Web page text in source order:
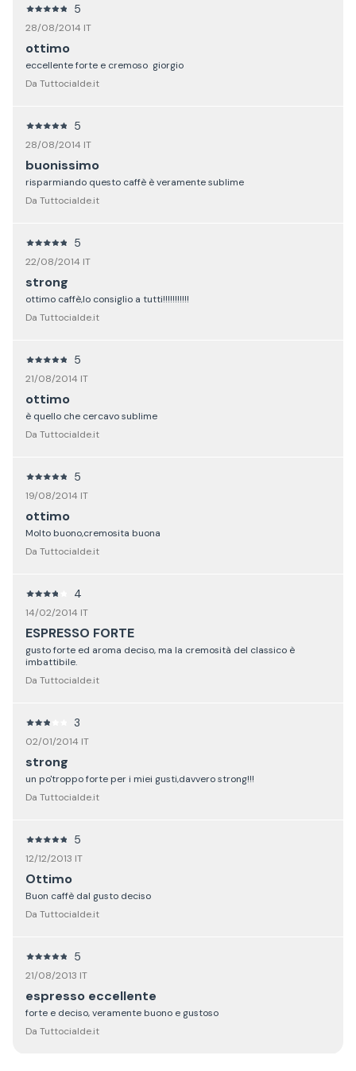
5
28/08/2014 IT
ottimo
eccellente forte e cremoso giorgio
Da Tuttocialde.it
5
28/08/2014 IT
buonissimo
risparmiando questo caffè è veramente sublime
Da Tuttocialde.it
5
22/08/2014 IT
strong
ottimo caffè,lo consiglio a tutti!!!!!!!!!!!
Da Tuttocialde.it
5
21/08/2014 IT
ottimo
è quello che cercavo sublime
Da Tuttocialde.it
5
19/08/2014 IT
ottimo
Molto buono,cremosita buona
Da Tuttocialde.it
4
14/02/2014 IT
ESPRESSO FORTE
gusto forte ed aroma deciso, ma la cremosità del classico è
imbattibile.
Da Tuttocialde.it
3
02/01/2014 IT
strong
un po'troppo forte per i miei gusti,davvero strong!!!
Da Tuttocialde.it
5
12/12/2013 IT
Ottimo
Buon caffè dal gusto deciso
Da Tuttocialde.it
5
21/08/2013 IT
espresso eccellente
forte e deciso, veramente buono e gustoso
Da Tuttocialde.it